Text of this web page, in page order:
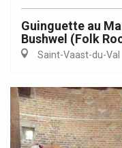
Guinguette au
Bushwel (Folk
Saint-Vaast-du-Val